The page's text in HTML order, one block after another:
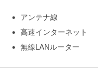
アンテナ線
高速インターネット
無線LANルーター